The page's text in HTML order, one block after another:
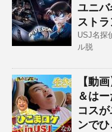
ユニ
ストラ
USJ名探
ル脱
【動
＆は
コス
ンでひ